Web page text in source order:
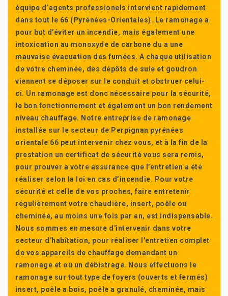
équipe d’agents professionels intervient rapidement
dans tout le 66 (Pyrénées-Orientales). Le ramonage a
pour but d’éviter un incendie, mais également une
intoxication au monoxyde de carbone du a une
mauvaise évacuation des fumées. A chaque utilisation
de votre cheminée, des dépôts de suie et goudron
viennent se déposer sur le conduit et obstruer celui-
ci. Un ramonage est donc nécessaire pour la sécurité,
le bon fonctionnement et également un bon rendement
niveau chauffage. Notre entreprise de ramonage
installée sur le secteur de Perpignan pyrénées
orientale 66 peut intervenir chez vous, et à la fin de la
prestation un certificat de sécurité vous sera remis,
pour prouver a votre assurance que l’entretien a été
réaliser selon la loi en cas d’incendie. Pour votre
sécurité et celle de vos proches, faire entretenir
régulièrement votre chaudière, insert, poêle ou
cheminée, au moins une fois par an, est indispensable.
Nous sommes en mesure d'intervenir dans votre
secteur d'habitation, pour réaliser l'entretien complet
de vos appareils de chauffage demandant un
ramonage et ou un débistrage. Nous effectuons le
ramonage sur tout type de foyers (ouverts et fermés)
insert, poêle a bois, poêle a granulé, cheminée, mais